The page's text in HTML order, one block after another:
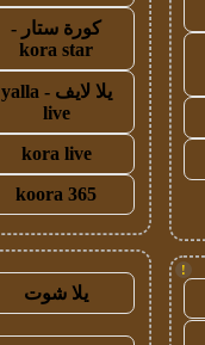
!
كورة ستار -
kora star
يلا لايف - yalla
live
kora live
koora 365
يلا شوت